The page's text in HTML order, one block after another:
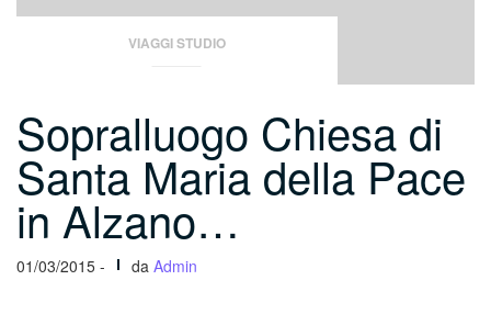
VIAGGI STUDIO
Sopralluogo Chiesa di
Santa Maria della Pace
in Alzano…
01/03/2015 - da Admin